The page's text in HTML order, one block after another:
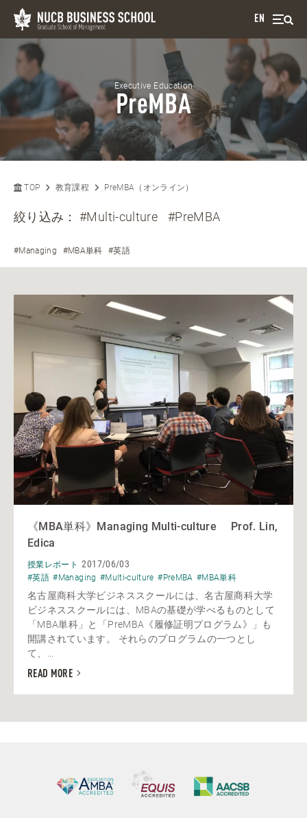
EN
Executive Education
PreMBA
TOP 教育課程 PreMBA（オンライン）
絞り込み：#Multi-culture #PreMBA
#Managing #MBA単科 #英語
《MBA単科》Managing Multi-culture Prof. Lin,
Edica
授業レポート 2017/06/03
#英語 #Managing #Multi-culture #PreMBA #MBA単科
名古屋商科大学ビジネススクールには、名古屋商科大学
ビジネススクールには、MBAの基礎が学べるものとして
「MBA単科」と「PreMBA《履修証明プログラム》」も
開講されています。 それらのプログラムの一つとし
て、...
READ MORE